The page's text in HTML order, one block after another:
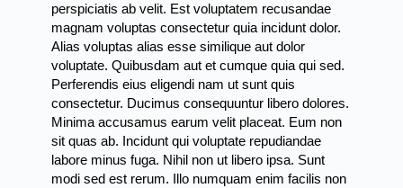
perspiciatis ab velit. Est voluptatem recusandae
magnam voluptas consectetur quia incidunt dolor.
Alias voluptas alias esse similique aut dolor
voluptate. Quibusdam aut et cumque quia qui sed.
Perferendis eius eligendi nam ut sunt quis
consectetur. Ducimus consequuntur libero dolores.
Minima accusamus earum velit placeat. Eum non
sit quas ab. Incidunt qui voluptate repudiandae
labore minus fuga. Nihil non ut libero ipsa. Sunt
modi sed est rerum. Illo numquam enim facilis non